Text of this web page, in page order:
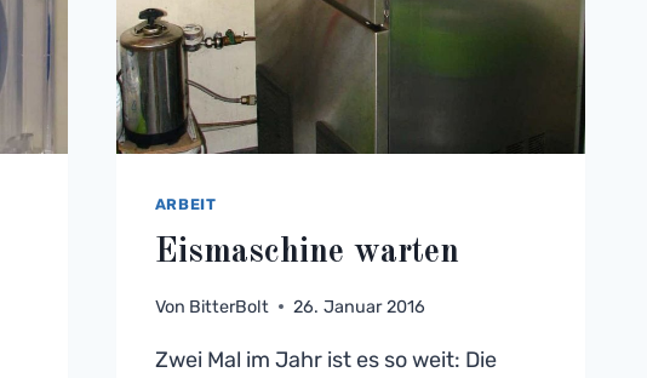
ARBEIT
Eismaschine warten
Von BitterBolt 26. Januar 2016
Zwei Mal im Jahr ist es so weit: Die